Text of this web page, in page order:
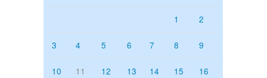
1 2
3 4 5 6 7 8 9
10 11 12 13 14 15 16